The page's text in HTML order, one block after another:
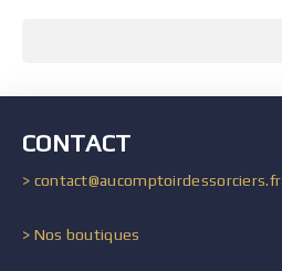
CONTACT
> contact@aucomptoirdessorciers.fr
> Nos boutiques